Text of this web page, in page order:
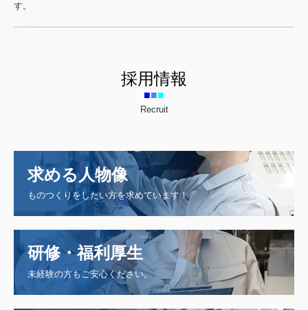
す。
採用情報
■■■
Recruit
求める人物像
ものつくりをしたい方を求めています！
研修・福利厚生
未経験の方もご安心ください。